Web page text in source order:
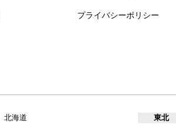
プライバシーポリシー
北海道 東北